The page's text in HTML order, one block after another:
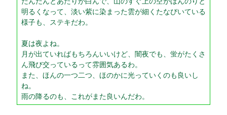
明るくなって、淡い紫に染まった雲が細くたなびいている
様子も、ステキだわ。
夏は夜よね。
月が出ていればもちろんいいけど、闇夜でも、蛍がたくさ
ん飛び交っているって雰囲気あるわ。
また、ほんの一つ二つ、ほのかに光っていくのも良いし
ね。
雨の降るのも、これがまた良いんだわ。